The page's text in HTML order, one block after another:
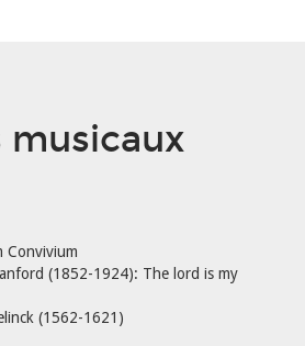
Convivium
(1852-1924): The lord is my
(1562-1621)